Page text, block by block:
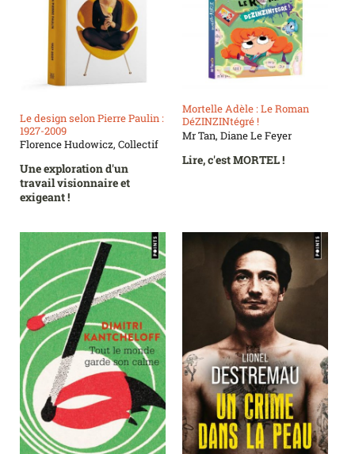
Le design selon Pierre Paulin :
1927-2009
Florence Hudowicz, Collectif
Une exploration d'un
travail visionnaire et
exigeant !
Mortelle Adèle : Le Roman
DéZINZINtégré !
Mr Tan, Diane Le Feyer
Lire, c'est MORTEL !